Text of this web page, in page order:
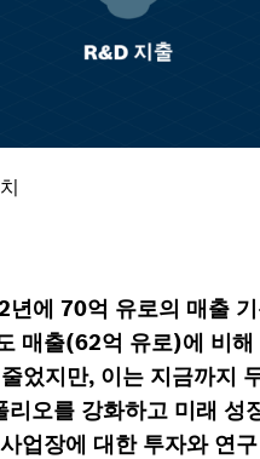
에 70억 유로의 매출
매출(62억 유로)에 비
었지만, 이는 지금까지
오를 강화하고 미래 성
업장에 대한 투자와 연